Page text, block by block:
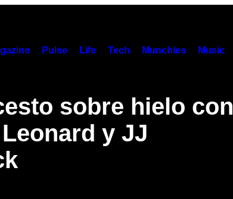
Pulse Life Tech Munchies Music
sobre hielo con
y JJ